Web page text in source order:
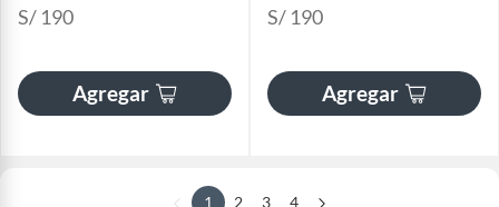
S/ 190
Agregar
S/ 190
Agregar
1 2 3 4